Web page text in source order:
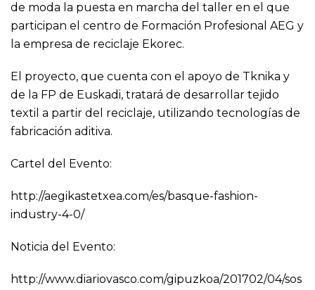
de moda la puesta en marcha del taller en el que
participan el centro de Formación Profesional AEG y
la empresa de reciclaje Ekorec.
El proyecto, que cuenta con el apoyo de Tknika y
de la FP de Euskadi, tratará de desarrollar tejido
textil a partir del reciclaje, utilizando tecnologías de
fabricación aditiva.
Cartel del Evento:
http://aegikastetxea.com/es/basque-fashion-
industry-4-0/
Noticia del Evento:
http://www.diariovasco.com/gipuzkoa/201702/04/sos